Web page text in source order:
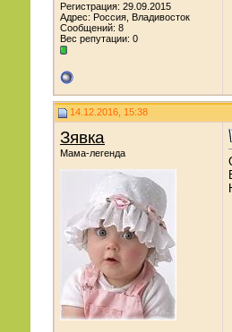
Регистрация: 29.09.2015
Адрес: Россия, Владивосток
Сообщений: 8
Вес репутации: 0
14.12.2016, 15:38
Зявка
Мама-легенда